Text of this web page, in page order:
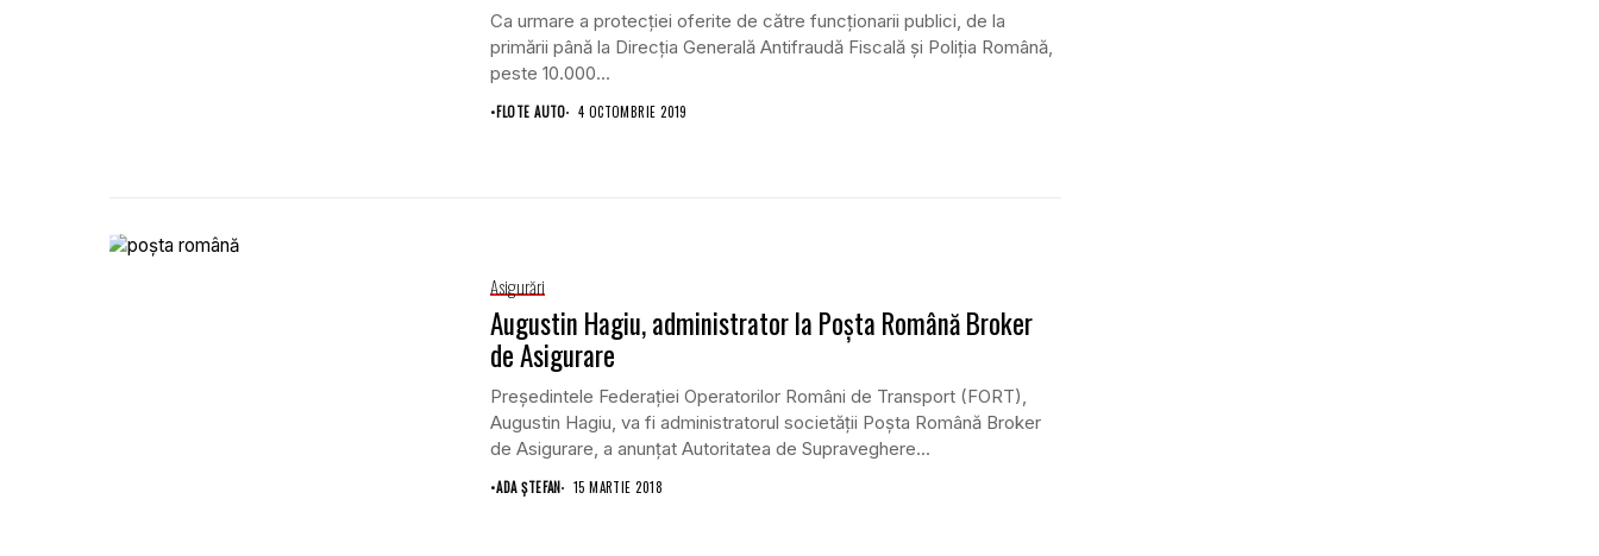
Ca urmare a protecţiei oferite de către funcţionarii publici, de la
primării până la Direcţia Generală Antifraudă Fiscală şi Poliţia Română,
peste 10.000...
•FLOTE AUTO 4 OCTOMBRIE 2019
Asigurări
Augustin Hagiu, administrator la Poşta Română Broker
de Asigurare
Preşedintele Federaţiei Operatorilor Români de Transport (FORT),
Augustin Hagiu, va fi administratorul societăţii Poşta Română Broker
de Asigurare, a anunţat Autoritatea de Supraveghere...
•ADA ȘTEFAN 15 MARTIE 2018